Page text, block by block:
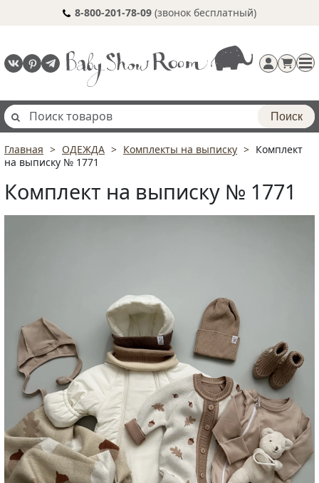
8-800-201-78-09 (звонок бесплатный)
Поиск
Главная ОДЕЖДА Комплекты на выписку
Комплект
на выписку № 1771
Комплект на выписку № 1771